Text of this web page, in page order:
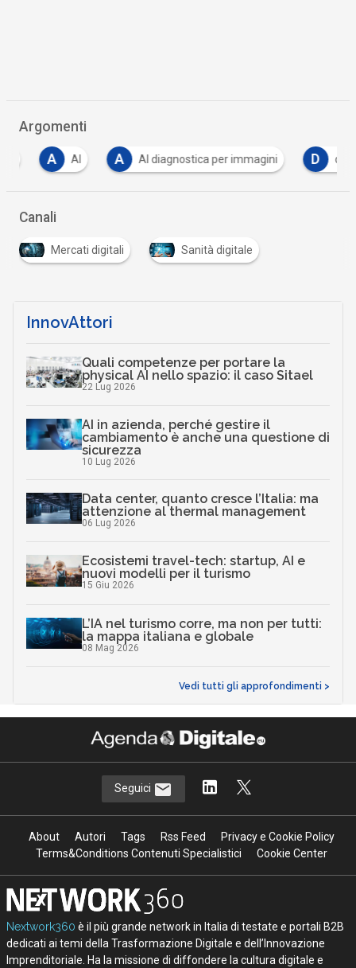
Argomenti
AI AI diagnostica per immagini deep
Canali
Mercati digitali Sanità digitale
InnovAttori
Quali competenze per portare la
physical AI nello spazio: il caso Sitael
22 Lug 2026
AI in azienda, perché gestire il
cambiamento è anche una questione di
sicurezza
10 Lug 2026
Data center, quanto cresce l’Italia: ma
attenzione al thermal management
06 Lug 2026
Ecosistemi travel-tech: startup, AI e
nuovi modelli per il turismo
15 Giu 2026
L’IA nel turismo corre, ma non per tutti:
la mappa italiana e globale
08 Mag 2026
Vedi tutti gli approfondimenti >
Seguici
About Autori Tags Rss Feed
Privacy e Cookie Policy
Terms&Conditions Contenuti Specialistici
Cookie Center
Nextwork360 è il più grande network in Italia di testate e portali B2B
dedicati ai temi della Trasformazione Digitale e dell’Innovazione
Imprenditoriale. Ha la missione di diffondere la cultura digitale e